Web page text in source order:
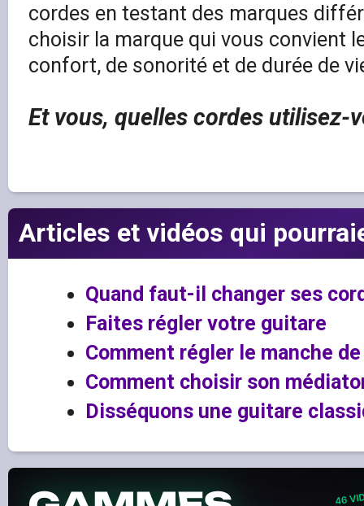
cordes en testant des marques
choisir la marque qui vous convient
confort, de sonorité et de durée de
Et vous, quelles cordes utilisez-
Articles et vidéos qui
Quand faut-il changer ses
Faites régler votre guitare
Comment régler le manche
Comment choisir son
Disséquons une guitare